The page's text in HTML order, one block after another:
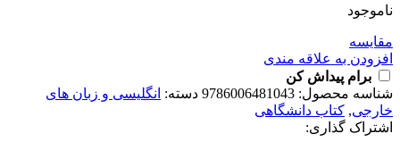
ناموجود
مقايسه
افزودن به علاقه مندی
برام پیداش کن
شناسه محصول: 9786006481043 دسته: انگلیسی و زبان های
خارجی, کتاب دانشگاهی
اشتراک گذاری: